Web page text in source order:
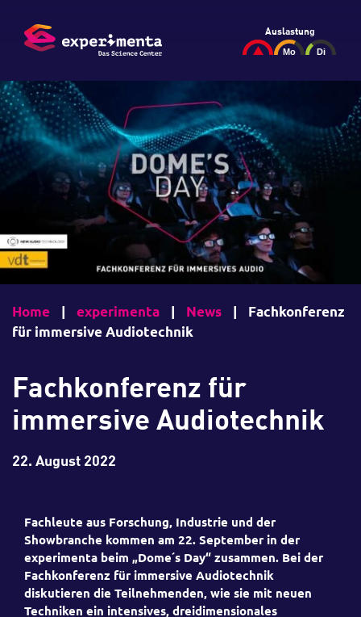
Auslastung
Home | experimenta | News |
Fachkonferenz
für immersive Audiotechnik
Fachkonferenz für
immersive Audiotechnik
22. August 2022
Fachleute aus Forschung, Industrie und der
Showbranche kommen am 22. September in der
experimenta beim „Dome´s Day“ zusammen. Bei der
Fachkonferenz für immersive Audiotechnik
diskutieren die Teilnehmenden, wie sie mit neuen
Techniken ein intensives, dreidimensionales